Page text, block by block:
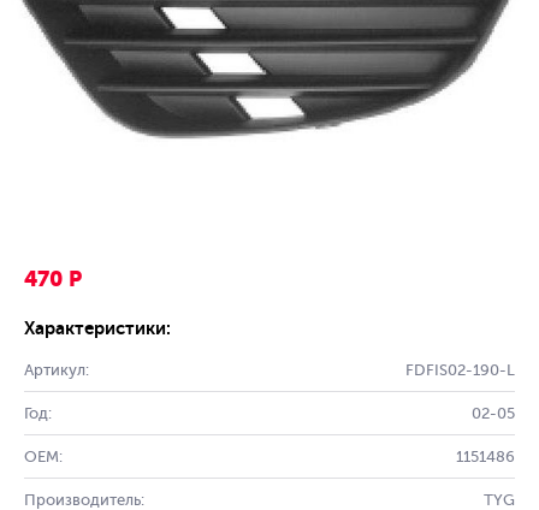
470 Р
Характеристики:
Артикул: FDFIS02-190-L
Год: 02-05
OEM: 1151486
Производитель: TYG